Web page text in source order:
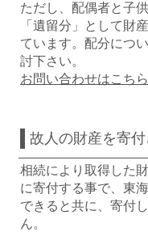
ただし、配偶者と子
「遺留分」として財
ています。配分につ
討下さい。
お問い合わせはこちら
故人の財産を寄
相続により取得した
に寄付する事で、東
できると共に、寄付
ん。